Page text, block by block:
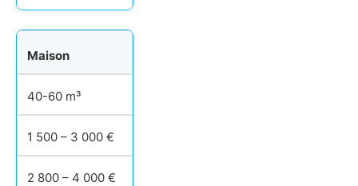
Maison
40-60 m³
1 500 – 3 000 €
2 800 – 4 000 €